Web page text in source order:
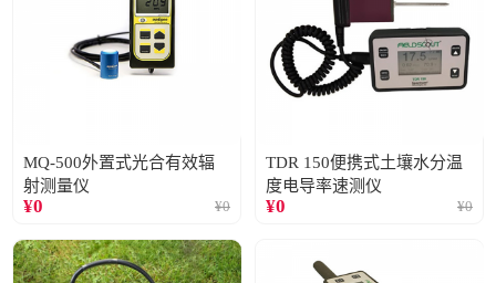
MQ-500外置式光合有效辐
射测量仪
¥0 ¥0
TDR 150便携式土壤水分温
度电导率速测仪
¥0 ¥0